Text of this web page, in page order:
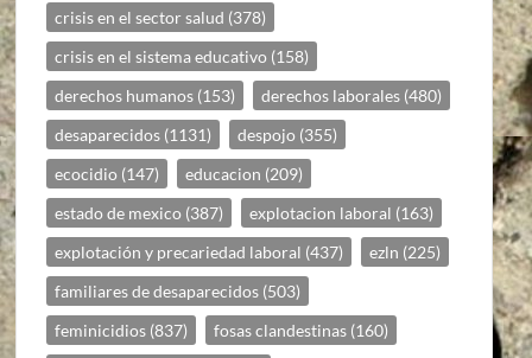
crisis en el sector salud (378)
crisis en el sistema educativo (158)
derechos humanos (153) derechos laborales (480)
desaparecidos (1131) despojo (355)
ecocidio (147) educacion (209)
estado de mexico (387) explotacion laboral (163)
explotación y precariedad laboral (437) ezln (225)
familiares de desaparecidos (503)
feminicidios (837) fosas clandestinas (160)